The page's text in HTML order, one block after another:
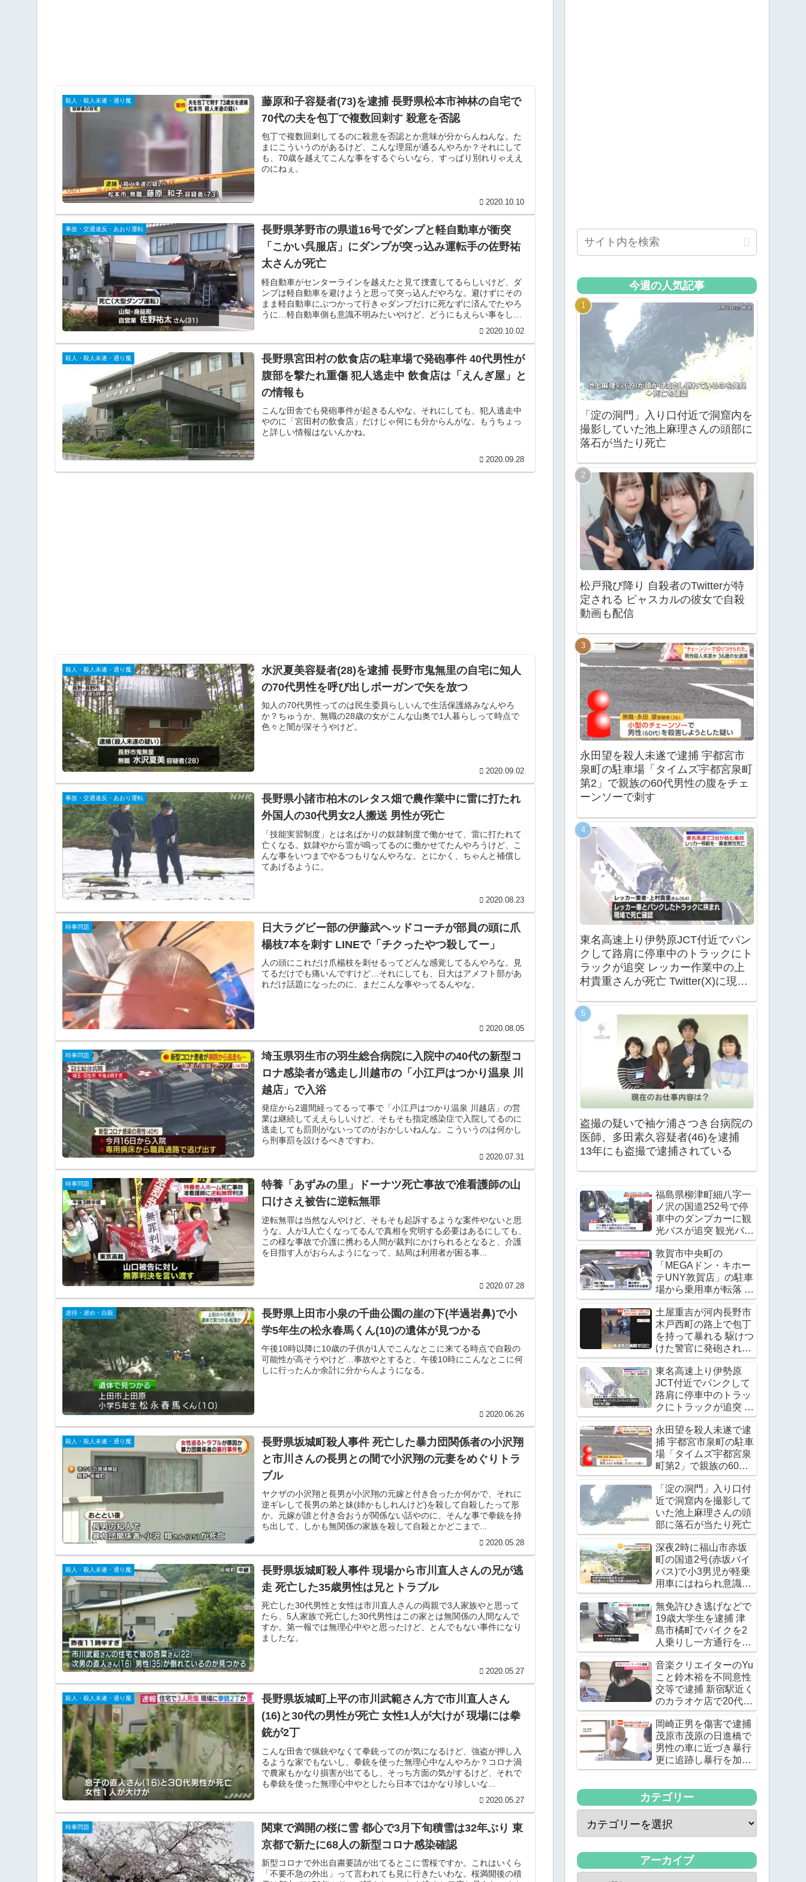
殺人・殺人未遂・通り魔
藤原和子容疑者(73)を逮捕 長野県松本市神林の自宅で
70代の夫を包丁で複数回刺す 殺意を否認
包丁で複数回刺してるのに殺意を否認とか意味が分からんねんな。た
まにこういうのがあるけど、こんな理屈が通るんやろか？それにして
も、70歳を越えてこんな事をするぐらいなら、すっぱり別れりゃええ
のにねぇ。
2020.10.10
事故・交通違反・あおり運転
長野県茅野市の県道16号でダンプと軽自動車が衝突
「こかい呉服店」にダンプが突っ込み運転手の佐野祐
太さんが死亡
軽自動車がセンターラインを越えたと見て捜査してるらしいけど、ダ
ンプは軽自動車を避けようと思って突っ込んだやろな。避けずにその
まま軽自動車にぶつかって行きゃダンプだけに死なずに済んでたやろ
うに…軽自動車側も意識不明みたいやけど、どうにもえらい事をして
2020.10.02
殺人・殺人未遂・通り魔
長野県宮田村の飲食店の駐車場で発砲事件 40代男性が
腹部を撃たれ重傷 犯人逃走中 飲食店は「えんぎ屋」と
の情報も
こんな田舎でも発砲事件が起きるんやな。それにしても、犯人逃走中
やのに「宮田村の飲食店」だけじゃ何にも分からんがな。もうちょっ
と詳しい情報はないんかね。
2020.09.28
殺人・殺人未遂・通り魔
水沢夏美容疑者(28)を逮捕 長野市鬼無里の自宅に知人
の70代男性を呼び出しボーガンで矢を放つ
知人の70代男性ってのは民生委員らしいんで生活保護絡みなんやろ
か？ちゅうか、無職の28歳の女がこんな山奥で1人暮らしって時点で
色々と闇が深そうやけど。
2020.09.02
事故・交通違反・あおり運転
長野県小諸市柏木のレタス畑で農作業中に雷に打たれ
外国人の30代男女2人搬送 男性が死亡
「技能実習制度」とは名ばかりの奴隷制度で働かせて、雷に打たれて
亡くなる。奴隷やから雷が鳴ってるのに働かせてたんやろうけど、こ
んな事をいつまでやるつもりなんやろな。とにかく、ちゃんと補償し
てあげるように。
2020.08.23
時事問題
日大ラグビー部の伊藤武ヘッドコーチが部員の頭に爪
楊枝7本を刺す LINEで「チクったやつ殺してー」
人の頭にこれだけ爪楊枝を刺せるってどんな感覚してるんやろな。見
てるだけでも痛いんですけど…それにしても、日大はアメフト部があ
れだけ話題になったのに、まだこんな事やってるんやな。
2020.08.05
時事問題
埼玉県羽生市の羽生総合病院に入院中の40代の新型コ
ロナ感染者が逃走し川越市の「小江戸はつかり温泉 川
越店」で入浴
発症から2週間経ってるって事で「小江戸はつかり温泉 川越店」の営
業は継続してええらしいけど、そもそも指定感染症で入院してるのに
逃走しても罰則がないってのがおかしいねんな。こういうのは何かし
ら刑事罰を設けるべきですわ。
2020.07.31
時事問題
特養「あずみの里」ドーナツ死亡事故で准看護師の山
口けさえ被告に逆転無罪
逆転無罪は当然なんやけど、そもそも起訴するような案件やないと思
うな。人が1人亡くなってるんで真相を究明する必要はあるにしても、
この様な事故で介護に携わる人間が裁判にかけられるとなると、介護
を目指す人がおらんようになって、結局は利用者が困る事...
2020.07.28
虐待・虐め・自殺
長野県上田市小泉の千曲公園の崖の下(半過岩鼻)で小
学5年生の松永春馬くん(10)の遺体が見つかる
午後10時以降に10歳の子供が1人でこんなとこに来てる時点で自殺の
可能性が高そうやけど…事故やとすると、午後10時にこんなとこに何
しに行ったんか余計に分からんようになる。
2020.06.26
殺人・殺人未遂・通り魔
長野県坂城町殺人事件 死亡した暴力団関係者の小沢翔
と市川さんの長男との間で小沢翔の元妻をめぐりトラ
ブル
ヤクザの小沢翔と長男が小沢翔の元嫁と付き合ったか何かで、それに
逆ギレして長男の弟と妹(姉かもしれんけど)を殺して自殺したって形
か。元嫁が誰と付き合おうが関係ない話やのに、そんな事で拳銃を持
ち出して、しかも無関係の家族を殺して自殺とかどこまで...
2020.05.28
殺人・殺人未遂・通り魔
長野県坂城町殺人事件 現場から市川直人さんの兄が逃
走 死亡した35歳男性は兄とトラブル
死亡した30代男性と女性は市川直人さんの両親で3人家族やと思って
たら、5人家族で死亡した30代男性はこの家とは無関係の人間なんで
すか。第一報では無理心中やと思ったけど、とんでもない事件になり
ましたな。
2020.05.27
殺人・殺人未遂・通り魔
長野県坂城町上平の市川武範さん方で市川直人さん
(16)と30代の男性が死亡 女性1人が大けが 現場には拳
銃が2丁
こんな田舎で猟銃やなくて拳銃ってのが気になるけど、強盗が押し入
るような家でもないし、拳銃を使った無理心中なんやろか？コロナ渦
で農家もかなり損害が出てるし、そっち方面の気がするけど、それで
も拳銃を使った無理心中やとしたら日本ではかなり珍しいな...
2020.05.27
時事問題
関東で満開の桜に雪 都心で3月下旬積雪は32年ぶり 東
京都で新たに68人の新型コロナ感染確認
新型コロナで外出自粛要請が出てるとこに雪桜ですか。これはいくら
「不要不急の外出」って言われても見に行きたいわな。桜満開後の積
今週の人気記事
「淀の洞門」入り口付近で洞窟内を
撮影していた池上麻理さんの頭部に
落石が当たり死亡
松戸飛び降り 自殺者のTwitterが特
定される ピャスカルの彼女で自殺
動画も配信
永田望を殺人未遂で逮捕 宇都宮市
泉町の駐車場「タイムズ宇都宮泉町
第2」で親族の60代男性の腹をチェ
ーンソーで刺す
東名高速上り伊勢原JCT付近でパン
クして路肩に停車中のトラックにト
ラックが追突 レッカー作業中の上
村貴重さんが死亡 Twitter(X)に現地
盗撮の疑いで袖ケ浦さつき台病院の
医師、多田素久容疑者(46)を逮捕
13年にも盗撮で逮捕されている
福島県柳津町細八字一
ノ沢の国道252号で停
車中のダンプカーに観
光バスが追突 観光バス
の運転手が死亡
敦賀市中央町の
「MEGAドン・キホー
テUNY敦賀店」の駐車
場から乗用車が転落 運
転手の飯田諭さんが死
亡 Twitter(X)に現地の
様子
土屋重吉が河内長野市
木戸西町の路上で包丁
を持って暴れる 駆けつ
けた警官に発砲され死
亡
東名高速上り伊勢原
JCT付近でパンクして
路肩に停車中のトラッ
クにトラックが追突 レ
ッカー作業中の上村貴
重さんが死亡
Twitter(X)に現地の様子
永田望を殺人未遂で逮
捕 宇都宮市泉町の駐車
場「タイムズ宇都宮泉
町第2」で親族の60代
男性の腹をチェーンソ
ーで刺す
「淀の洞門」入り口付
近で洞窟内を撮影して
いた池上麻理さんの頭
部に落石が当たり死亡
深夜2時に福山市赤坂
町の国道2号(赤坂バイ
パス)で小3男児が軽乗
用車にはねられ意識不
明の重体
無免許ひき逃げなどで
19歳大学生を逮捕 津
島市橘町でバイクを2
人乗りし一方通行を逆
走 ワンボックスカーと
衝突し逃走
音楽クリエイターのYu
こと鈴木裕を不同意性
交等で逮捕 新宿駅近く
のカラオケ店で20代の
女優の下半身を触る
岡崎正男を傷害で逮捕
茂原市茂原の日進橋で
男性の車に近づき暴行
更に追跡し暴行を加え
る
カテゴリー
アーカイブ